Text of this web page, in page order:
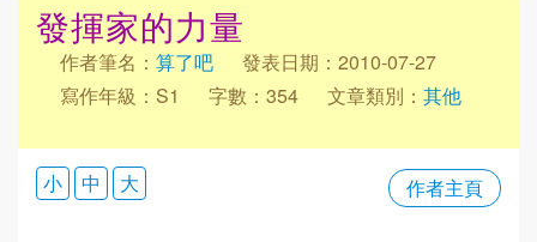
發揮家的力量
作者筆名： 算了吧
發表日期：2010-07-27
寫作年級：S1
字數：354 文章類別： 其他
作者主頁
小 中 大